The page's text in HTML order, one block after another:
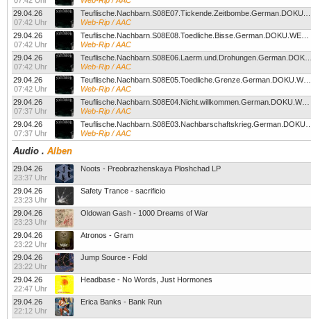
29.04.26
07:42 Uhr
Web-Rip / AAC
29.04.26
07:42 Uhr
Web-Rip / AAC
29.04.26
07:42 Uhr
Web-Rip / AAC
29.04.26
07:42 Uhr
Teuflische.Nachbarn.S08E05.Toedliche.Grenze.German.DOKU.WEBRiP.X264-GWD
Web-Rip / AAC
29.04.26
07:37 Uhr
Teuflische.Nachbarn.S08E04.Nicht.willkommen.German.DOKU.WEBRiP.X264-GWD
Web-Rip / AAC
29.04.26
07:37 Uhr
Web-Rip / AAC
Audio . Alben
29.04.26
23:37 Uhr
Noots - Preobrazhenskaya Ploshchad LP
29.04.26
23:23 Uhr
Safety Trance - sacrificio
29.04.26
23:23 Uhr
Oldowan Gash - 1000 Dreams of War
29.04.26
23:22 Uhr
Atronos - Gram
29.04.26
23:22 Uhr
Jump Source - Fold
29.04.26
22:47 Uhr
Headbase - No Words, Just Hormones
29.04.26
22:12 Uhr
Erica Banks - Bank Run